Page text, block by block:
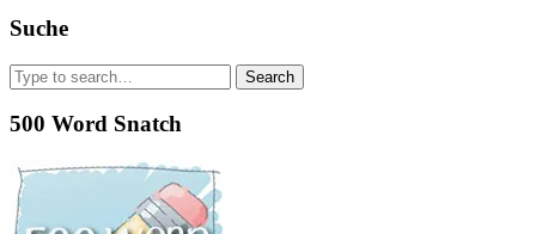
Suche
Search
for:
500 Word Snatch